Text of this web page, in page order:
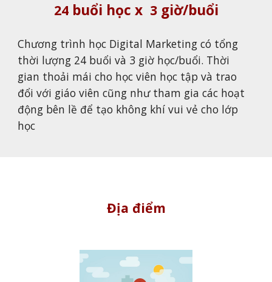
24buổi học x 3giờ/buổi
Chương trình học Digital Marketing có tổng
thời lượng 24 buổi và 3 giờ học/buổi. Thời
gian thoải mái cho học viên học tập và trao
đổi với giáo viên cũng như tham gia các hoạt
động bên lề để tạo không khí vui vẻ cho lớp
học
Địa điểm